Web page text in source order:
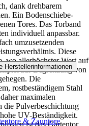
dank drehbarem
Ein Bodenschiebe-
Tores. Das Torband
individuell anpassbar.
umzusetzenden
Diese
wo allerhöchster Wert auf
zur Begrenzung von
Die
rostbeständigem Stahl
maximalen
Pulverbeschichtung
UV-Beständigkeit.
ist das Gartentor
Herstellerinformationen .
& Zauntore